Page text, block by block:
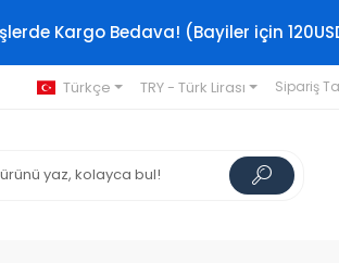
Kargo Bedava! (Bayiler için
Türkçe TRY - Türk Lirası Sipariş